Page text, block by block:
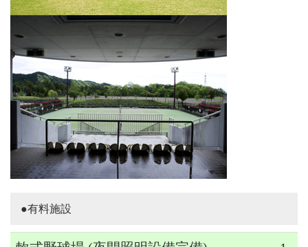
●有料施設